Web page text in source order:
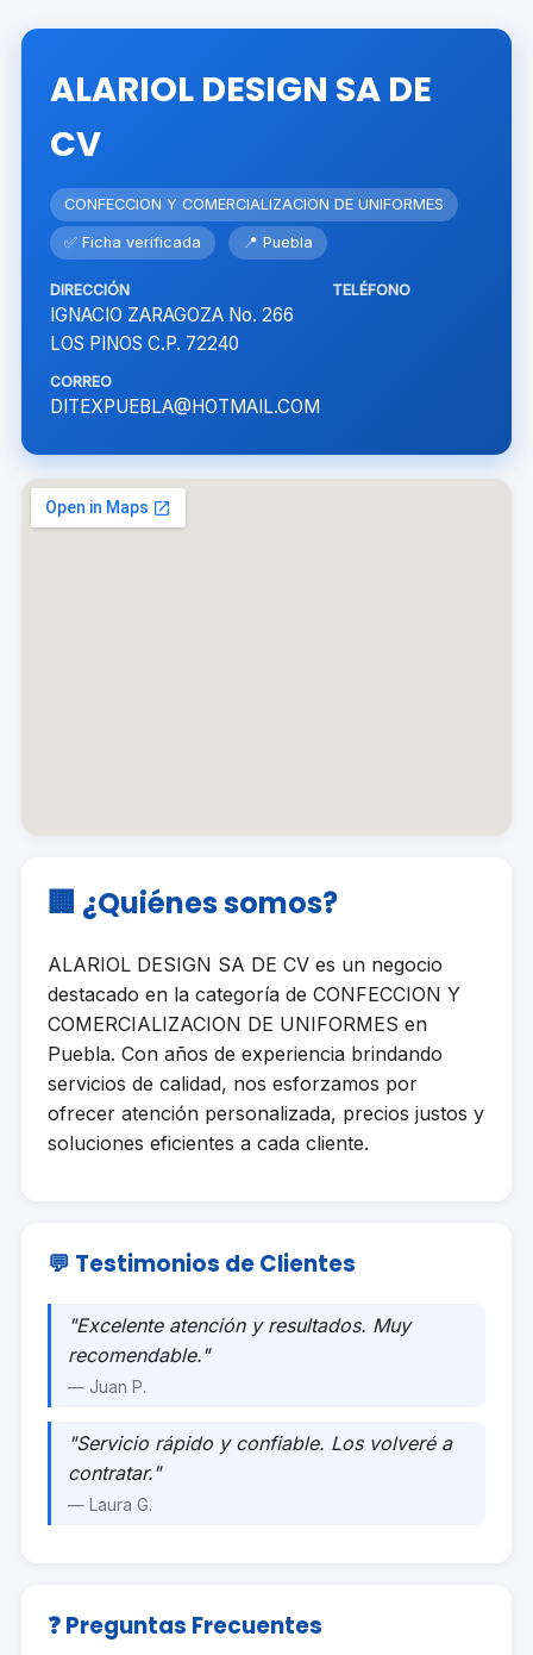
ALARIOL DESIGN SA DE
CV
CONFECCION Y COMERCIALIZACION DE UNIFORMES
✅ Ficha verificada 📍 Puebla
DIRECCIÓN
IGNACIO ZARAGOZA No. 266
LOS PINOS C.P. 72240
TELÉFONO
CORREO
DITEXPUEBLA@HOTMAIL.COM
🏢 ¿Quiénes somos?
ALARIOL DESIGN SA DE CV es un negocio
destacado en la categoría de CONFECCION Y
COMERCIALIZACION DE UNIFORMES en
Puebla. Con años de experiencia brindando
servicios de calidad, nos esforzamos por
ofrecer atención personalizada, precios justos y
soluciones eficientes a cada cliente.
💬 Testimonios de Clientes
"Excelente atención y resultados. Muy
recomendable."
— Juan P.
"Servicio rápido y confiable. Los volveré a
contratar."
— Laura G.
❓ Preguntas Frecuentes